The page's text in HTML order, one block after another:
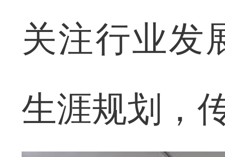
关注行业发
生涯规划，